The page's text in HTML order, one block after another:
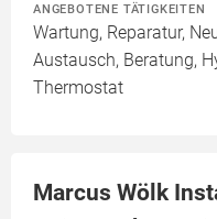
ANGEBOTENE TÄTIGKEITEN
Wartung, Reparatur,
Austausch, Beratung,
Thermostat
Marcus Wölk